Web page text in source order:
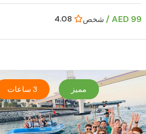
99 AED / شخص
مميز 3 ساعات